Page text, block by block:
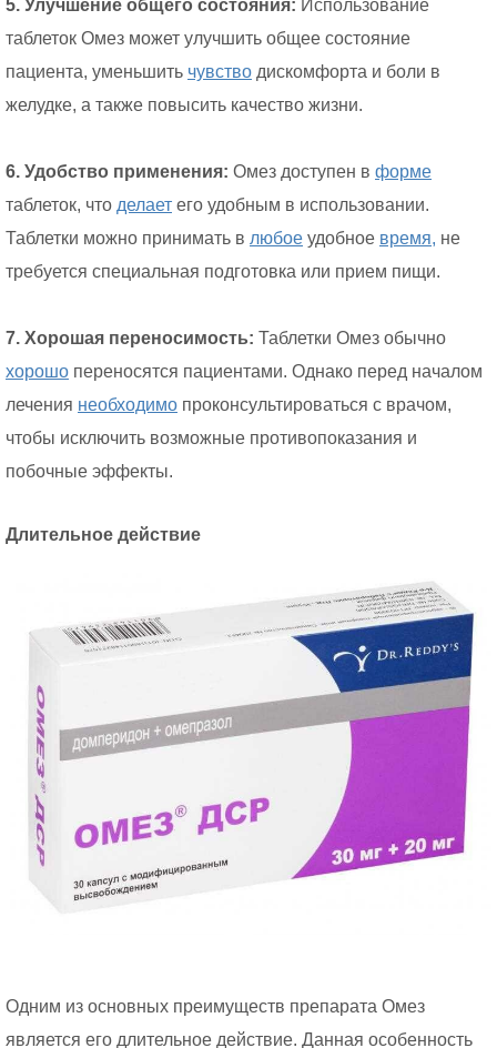
5. Улучшение общего состояния: Использование
таблеток Омез может улучшить общее состояние
пациента, уменьшить чувство дискомфорта и боли в
желудке, а также повысить качество жизни.
6. Удобство применения: Омез доступен в форме
таблеток, что делает его удобным в использовании.
Таблетки можно принимать в любое удобное время, не
требуется специальная подготовка или прием пищи.
7. Хорошая переносимость: Таблетки Омез обычно
хорошо переносятся пациентами. Однако перед началом
лечения необходимо проконсультироваться с врачом,
чтобы исключить возможные противопоказания и
побочные эффекты.
Длительное действие
Одним из основных преимуществ препарата Омез
является его длительное действие. Данная особенность